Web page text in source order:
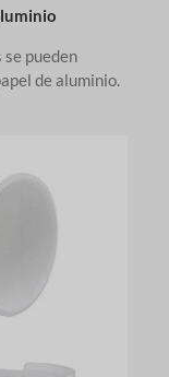
pueden
de aluminio.